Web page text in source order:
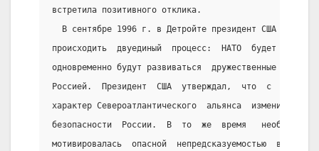
встретила позитивного отклика.
В сентябре 1996 г. в Детройте президент США Б.
происходить  двуединый  процесс:  НАТО  будет
одновременно будут развиваться  дружественные
Россией.  Президент  США  утверждал,  что  с
характер Североатлантического  альянса  изменился,
безопасности  России.  В  то  же  время
мотивировалась  опасной  непредсказуемостью